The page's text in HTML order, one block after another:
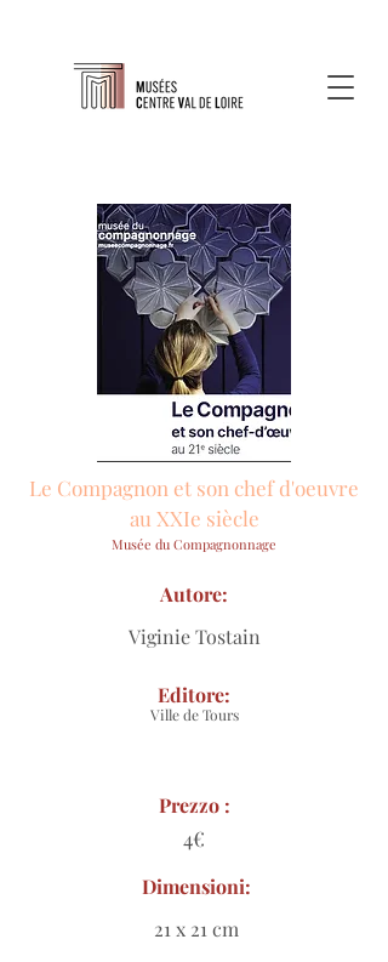
Le Compagnon et son chef d'oeuvre
au XXIe siècle
Musée du Compagnonnage
Viginie Tostain
Autore:
Ville de Tours
Editore:
Prezzo :
4€
Dimensioni:
21 x 21 cm